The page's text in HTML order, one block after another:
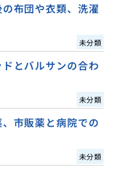
の布団や衣類、洗濯
未分類
とバルサンの合わ
未分類
市販薬と病院での
未分類